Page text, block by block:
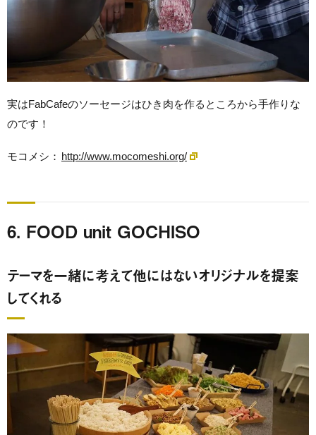
実はFabCafeのソーセージはひき肉を作るところから手作りな
のです！
モコメシ： http://www.mocomeshi.org/
6. FOOD unit GOCHISO
テーマを一緒に考えて他にはないオリジナルを提案
してくれる